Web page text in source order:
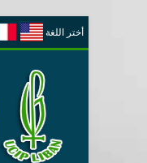
أختر اللغة